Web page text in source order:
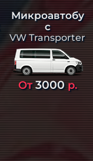
Микроавтобу
с
VW Transporter
От3000р.